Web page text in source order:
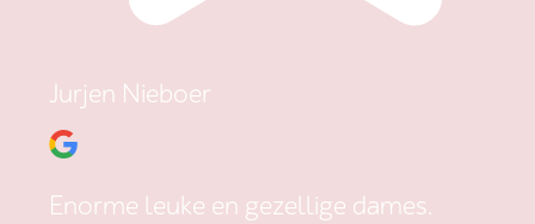
Jurjen Nieboer
Enorme leuke en gezellige dames.